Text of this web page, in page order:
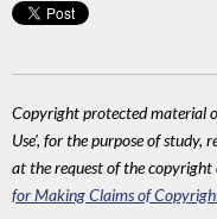
Copyright protected material
Use', for the purpose of study,
at the request of the copyright
for Making Claims of